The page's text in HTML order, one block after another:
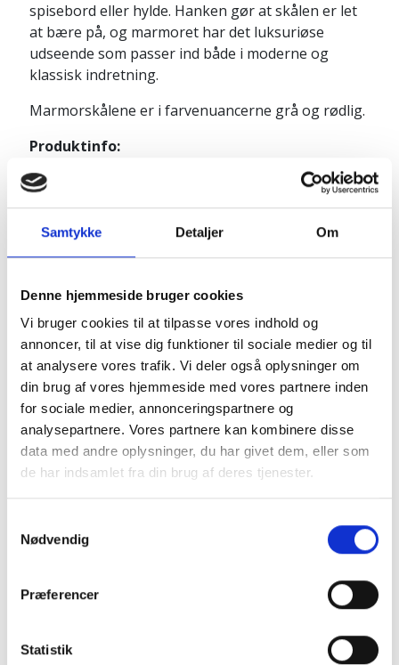
Samtykke Detaljer Om
Denne hjemmeside bruger cookies
Vi bruger cookies til at tilpasse vores indhold og
annoncer, til at vise dig funktioner til sociale medier og til
at analysere vores trafik. Vi deler også oplysninger om
din brug af vores hjemmeside med vores partnere inden
for sociale medier, annonceringspartnere og
analysepartnere. Vores partnere kan kombinere disse
data med andre oplysninger, du har givet dem, eller som
de har indsamlet fra din brug af deres tjenester.
Nødvendig
Præferencer
Statistik
spisebord eller hylde. Hanken gør at skålen er let
at bære på, og marmoret har det luksuriøse
udseende som passer ind både i moderne og
klassisk indretning.
Marmorskålene er i farvenuancerne grå og rødlig.
Produktinfo:
Diameter: ca. 16 cm
Højde: ca. 5 cm
Pakkes og sendes på emballagetype:Pakke
Naturprodukt – variationer forekommer
Granit er et naturmateriale, og variationer i farve og
struktur forekommer. Billeder og farveprøver er
vejledende.
Læs mere
Relaterede Produkter